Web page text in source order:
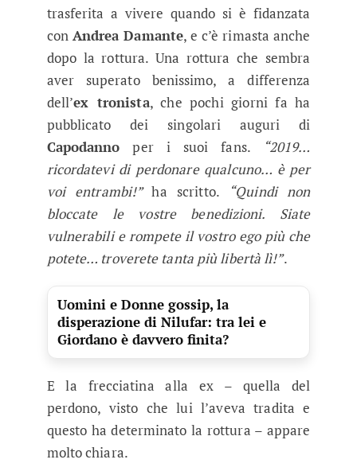
trasferita a vivere quando si è fidanzata
con Andrea Damante, e c’è rimasta anche
dopo la rottura. Una rottura che sembra
aver superato benissimo, a differenza
dell’ex tronista, che pochi giorni fa ha
pubblicato dei singolari auguri di
Capodanno per i suoi fans.
“2019…
ricordatevi di perdonare qualcuno… è per
voi entrambi!”ha scritto. “Quindi non
bloccate le vostre benedizioni. Siate
vulnerabili e rompete il vostro ego più che
potete… troverete tanta più libertà lì!”.
Uomini e Donne gossip, la
disperazione di Nilufar: tra lei e
Giordano è davvero finita?
E la frecciatina alla ex – quella del
perdono, visto che lui l’aveva tradita e
questo ha determinato la rottura – appare
molto chiara.